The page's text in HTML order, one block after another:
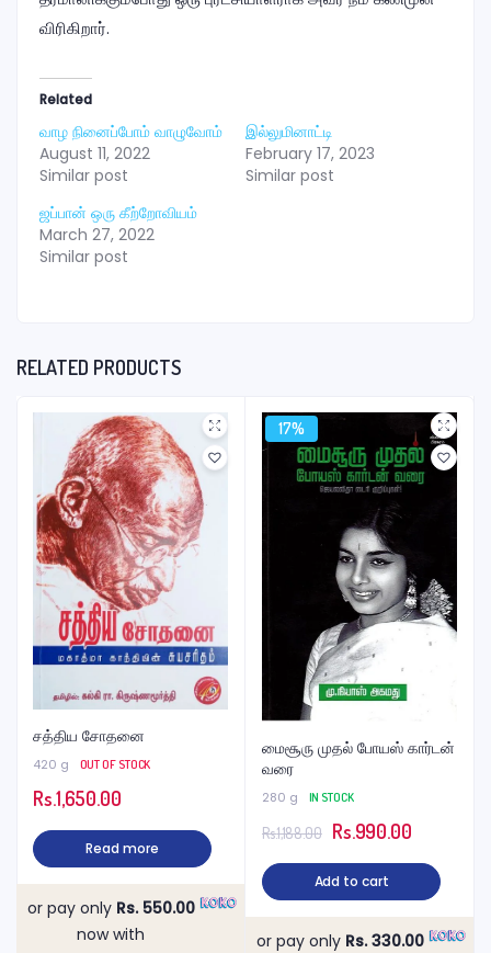
விரிகிறார்.
Related
வாழ நினைப்போம் வாழுவோம்
August 11, 2022
Similar post
இல்லுமினாட்டி
February 17, 2023
Similar post
ஜப்பான் ஒரு கீற்றோவியம்
March 27, 2022
Similar post
RELATED PRODUCTS
சத்திய சோதனை
420 g OUT OF STOCK
Rs.1,650.00
Read more
or pay only Rs. 550.00
now with
17%
மைசூரு முதல் போயஸ் கார்டன்
வரை
280 g IN STOCK
Rs.1,188.00 Original
price
was:
Rs.1,188.00.
Rs.990.00Current
price
Add to cart
or pay only Rs. 330.00